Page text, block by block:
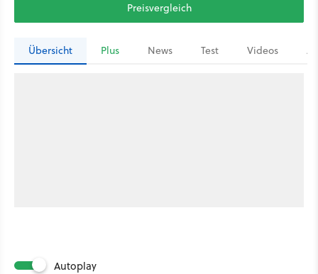
Preisvergleich
Übersicht Plus News Test Videos
Autoplay